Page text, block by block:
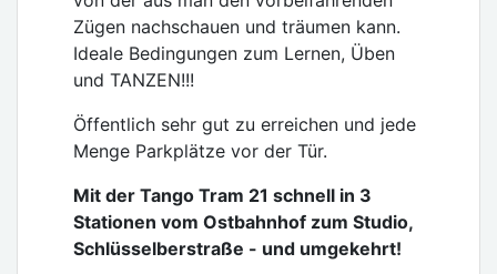
Zügen nachschauen und träumen kann.
Ideale Bedingungen zum Lernen, Üben
und TANZEN!!!
Öffentlich sehr gut zu erreichen und jede
Menge Parkplätze vor der Tür.
Mit der Tango Tram 21 schnell in 3
Stationen vom Ostbahnhof zum Studio,
Schlüsselberstraße - und umgekehrt!